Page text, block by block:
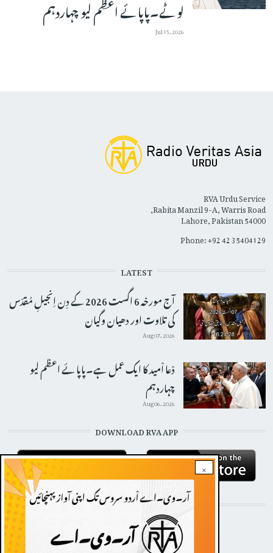
لوٹے۔پاپائے اعظم لیو چہاردہم
Jul 15, 2026
×
RVA Urdu Service
Rabita Manzil 9-A, Warris Road,
Lahore, Pakistan 54000
Phone: +92 42 35404129
LATEST
آج مورخہ 6 اگست 2026 کے دِن اِنجیلِ مُقدّس
کی تلاوت اور دھیان وگیان
Aug 07, 2026
دْعا اْمید کا ایک عمل ہے۔پاپائے اعظم لیو
چہاردہم
Aug 06, 2026
DOWNLOAD RVA APP
STAY CONNECTED WITH US!